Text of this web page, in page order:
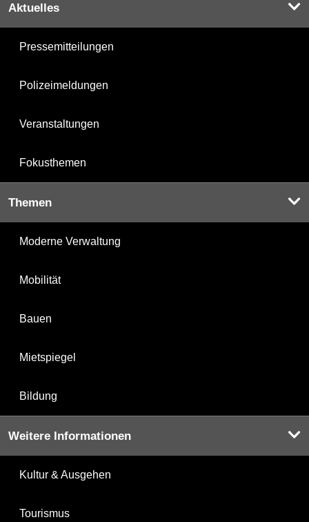
Aktuelles
Pressemitteilungen
Polizeimeldungen
Veranstaltungen
Fokusthemen
Themen
Moderne Verwaltung
Mobilität
Bauen
Mietspiegel
Bildung
Weitere Informationen
Kultur & Ausgehen
Tourismus